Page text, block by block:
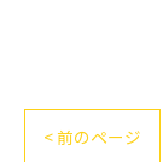
< 前のページ